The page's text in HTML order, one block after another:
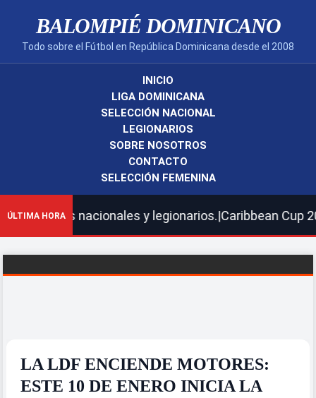
BALOMPIÉ DOMINICANO
Todo sobre el Fútbol en República Dominicana desde el 2008
INICIO
LIGA DOMINICANA
SELECCIÓN NACIONAL
LEGIONARIOS
SOBRE NOSOTROS
CONTACTO
SELECCIÓN FEMENINA
ÚLTIMA HORA y legionarios.|Caribbean Cup 2026 |
LA LDF ENCIENDE MOTORES:
ESTE 10 DE ENERO INICIA LA